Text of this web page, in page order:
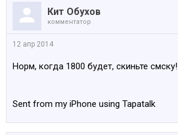
Кит Обухов
комментатор
12 апр 2014
Норм, когда 1800 будет, скиньте смску!
Sent from my iPhone using Tapatalk